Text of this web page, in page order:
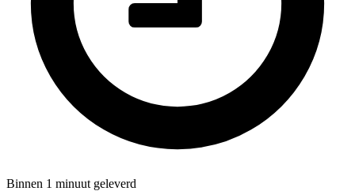
Binnen 1 minuut geleverd